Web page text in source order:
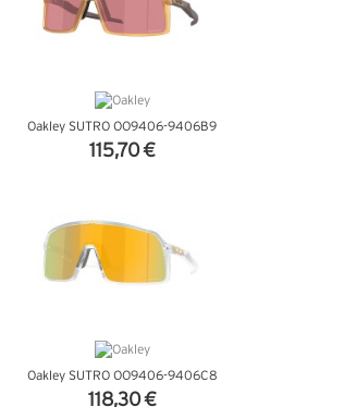
Oakley SUTRO OO9406-9406B9
115,70 €
Oakley SUTRO OO9406-9406C8
118,30 €